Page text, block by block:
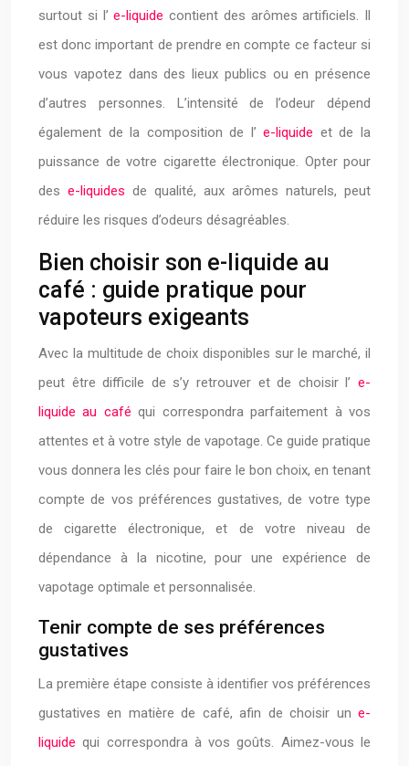
surtout si l’e-liquide contient des arômes artificiels. Il
est donc important de prendre en compte ce facteur si
vous vapotez dans des lieux publics ou en présence
d’autres personnes. L’intensité de l’odeur dépend
également de la composition de l’e-liquide et de la
puissance de votre cigarette électronique. Opter pour
des e-liquides de qualité, aux arômes naturels, peut
réduire les risques d’odeurs désagréables.
Bien choisir son e-liquide au
café : guide pratique pour
vapoteurs exigeants
Avec la multitude de choix disponibles sur le marché, il
peut être difficile de s’y retrouver et de choisir l’ e-
liquide au caféqui correspondra parfaitement à vos
attentes et à votre style de vapotage. Ce guide pratique
vous donnera les clés pour faire le bon choix, en tenant
compte de vos préférences gustatives, de votre type
de cigarette électronique, et de votre niveau de
dépendance à la nicotine, pour une expérience de
vapotage optimale et personnalisée.
Tenir compte de ses préférences
gustatives
La première étape consiste à identifier vos préférences
gustatives en matière de café, afin de choisir un e-
liquidequi correspondra à vos goûts. Aimez-vous le